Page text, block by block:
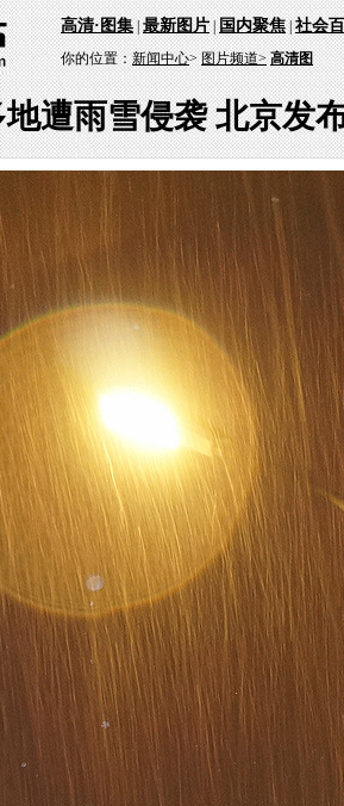
高清·图集|最新图片|国内聚焦|社会
你的位置：新闻中心>图片频道> 高清图
遭雨雪侵袭 北京发